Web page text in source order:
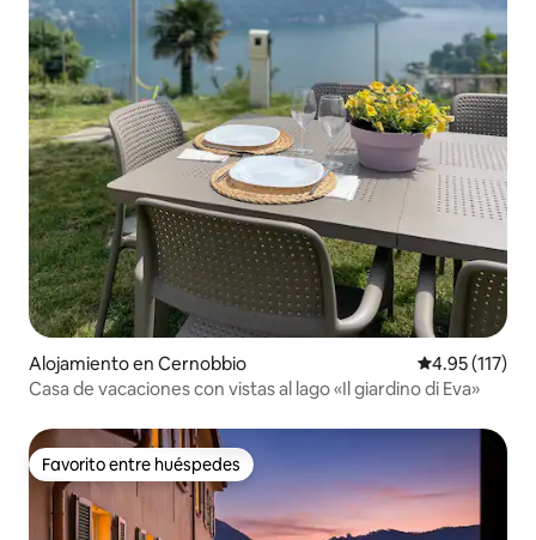
Alojamiento en Cernobbio Calificación
4.95 (117)
Casa de vacaciones con vistas al lago «Il giardino di Eva»
Favorito entre huéspedes
Favorito entre huéspedes